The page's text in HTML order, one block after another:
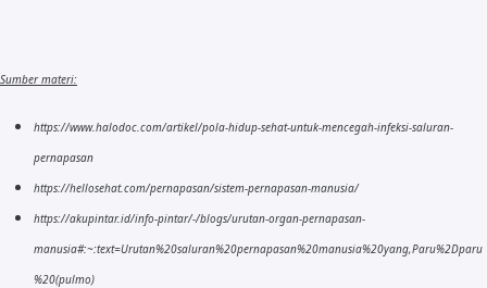
Sumber materi:
https://www.halodoc.com/artikel/pola-hidup-sehat-untuk-mencegah-infeksi-saluran-
pernapasan
https://hellosehat.com/pernapasan/sistem-pernapasan-manusia/
https://akupintar.id/info-pintar/-/blogs/urutan-organ-pernapasan-
manusia#:~:text=Urutan%20saluran%20pernapasan%20manusia%20yang,Paru%2Dparu
%20(pulmo)